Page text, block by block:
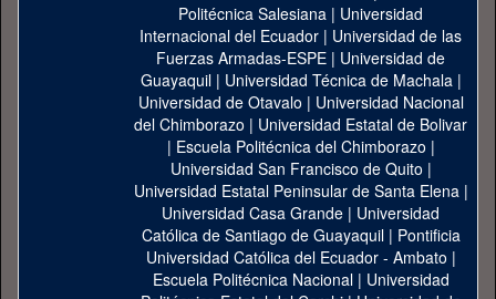
Politécnica Salesiana | Universidad
Internacional del Ecuador | Universidad de las
Fuerzas Armadas-ESPE | Universidad de
Guayaquil| Universidad Técnica de Machala|
Universidad de Otavalo | Universidad Nacional
del Chimborazo | Universidad Estatal de Bolivar
| Escuela Politécnica del Chimborazo |
Universidad San Francisco de Quito |
Universidad Estatal Peninsular de Santa Elena|
Universidad Casa Grande | Universidad
Católica de Santiago de Guayaquil| Pontificia
Universidad Católica del Ecuador - Ambato |
Escuela Politécnica Nacional| Universidad